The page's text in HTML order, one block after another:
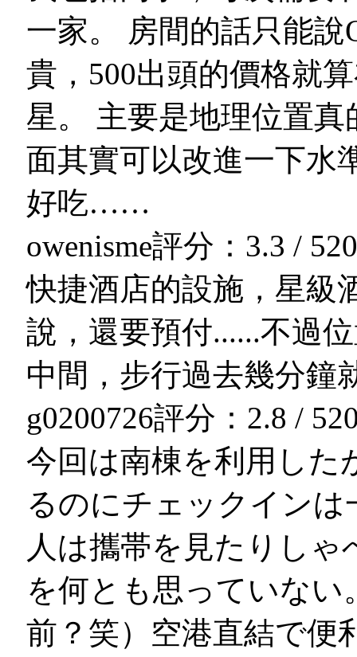
一家。 房間的話只能
貴，500出頭的價格就
星。 主要是地理位置
面其實可以改進一下水
好吃……
owenisme評分：3.3 / 5
快捷酒店的設施，星級
說，還要預付......不過
中間，步行過去幾分鐘
g0200726評分：2.8 / 5
今回は南棟を利用した
るのにチェックイン
人は攜帯を見たりし
を何とも思っていな
前？笑）空港直結で便